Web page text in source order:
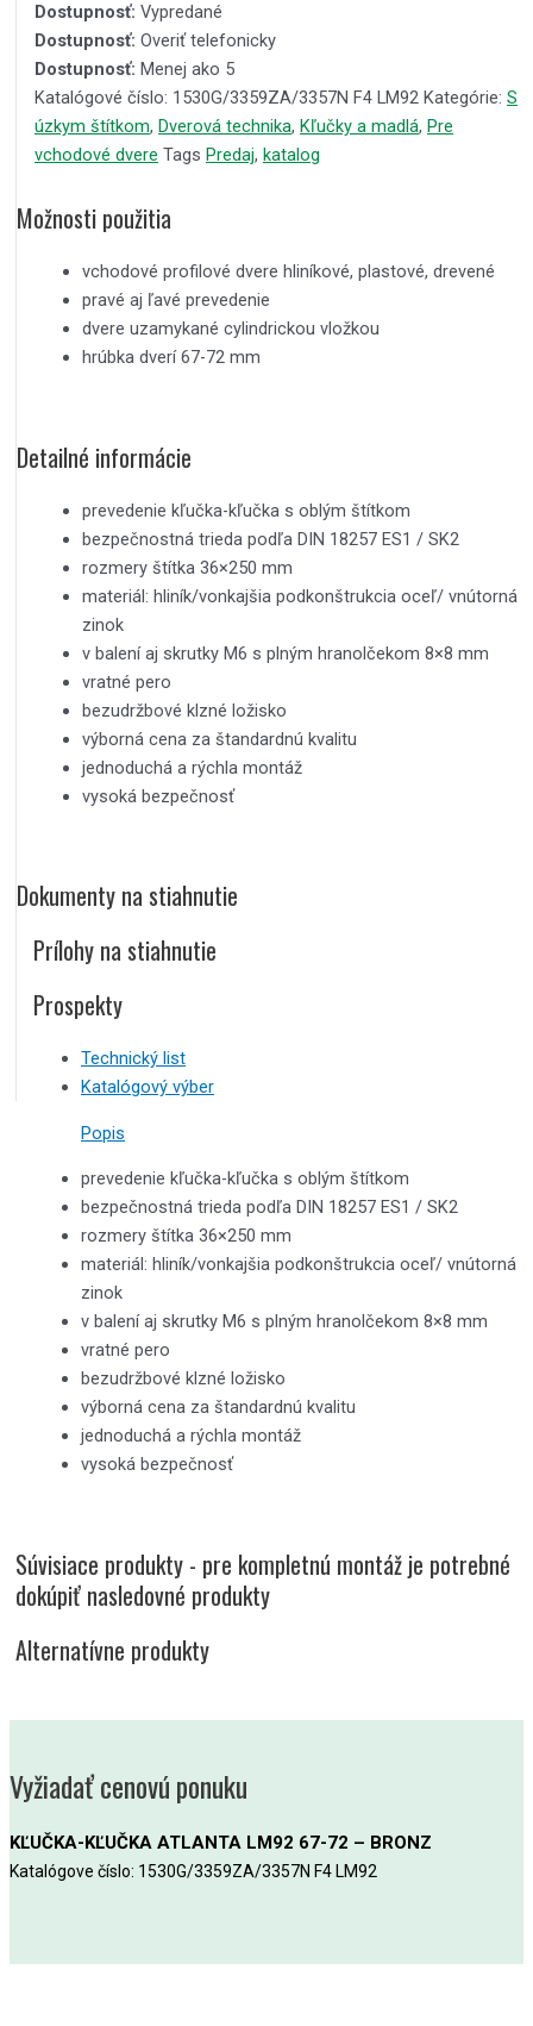
Dostupnosť: Vypredané
Dostupnosť: Overiť telefonicky
Dostupnosť: Menej ako 5
Katalógové číslo: 1530G/3359ZA/3357N F4 LM92 Kategórie: S
úzkym štítkom, Dverová technika, Kľučky a madlá, Pre
vchodové dvere Tags Predaj, katalog
Možnosti použitia
vchodové profilové dvere hliníkové, plastové, drevené
pravé aj ľavé prevedenie
dvere uzamykané cylindrickou vložkou
hrúbka dverí 67-72 mm
Detailné informácie
prevedenie kľučka-kľučka s oblým štítkom
bezpečnostná trieda podľa DIN 18257 ES1 / SK2
rozmery štítka 36×250 mm
materiál: hliník/vonkajšia podkonštrukcia oceľ/ vnútorná
zinok
v balení aj skrutky M6 s plným hranolčekom 8×8 mm
vratné pero
bezudržbové klzné ložisko
výborná cena za štandardnú kvalitu
jednoduchá a rýchla montáž
vysoká bezpečnosť
Dokumenty na stiahnutie
Prílohy na stiahnutie
Prospekty
Technický list
Katalógový výber
Popis
prevedenie kľučka-kľučka s oblým štítkom
bezpečnostná trieda podľa DIN 18257 ES1 / SK2
rozmery štítka 36×250 mm
materiál: hliník/vonkajšia podkonštrukcia oceľ/ vnútorná
zinok
v balení aj skrutky M6 s plným hranolčekom 8×8 mm
vratné pero
bezudržbové klzné ložisko
výborná cena za štandardnú kvalitu
jednoduchá a rýchla montáž
vysoká bezpečnosť
Súvisiace produkty - pre kompletnú montáž je potrebné
dokúpiť nasledovné produkty
Alternatívne produkty
Vyžiadať cenovú ponuku
KĽUČKA-KĽUČKA ATLANTA LM92 67-72 – BRONZ
Katalógove číslo: 1530G/3359ZA/3357N F4 LM92